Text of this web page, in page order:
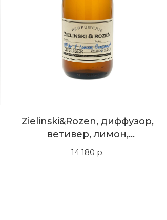
Zielinski&Rozen, диффузор,
ветивер, лимон,
бергамот, 425 мл
14 180 р.